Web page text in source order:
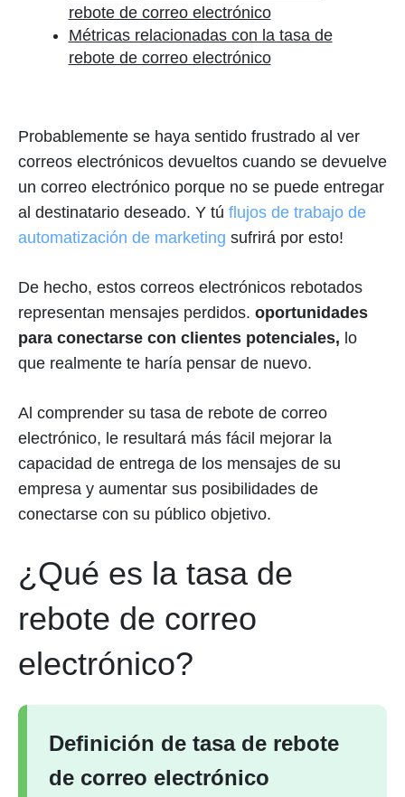
rebote de correo electrónico
Métricas relacionadas con la tasa de
rebote de correo electrónico
Probablemente se haya sentido frustrado al ver
correos electrónicos devueltos cuando se devuelve
un correo electrónico porque no se puede entregar
al destinatario deseado. Y tú flujos de trabajo de
automatización de marketing sufrirá por esto!
De hecho, estos correos electrónicos rebotados
representan mensajes perdidos. oportunidades
para conectarse con clientes potenciales, lo
que realmente te haría pensar de nuevo.
Al comprender su tasa de rebote de correo
electrónico, le resultará más fácil mejorar la
capacidad de entrega de los mensajes de su
empresa y aumentar sus posibilidades de
conectarse con su público objetivo.
¿Qué es la tasa de
rebote de correo
electrónico?
Definición de tasa de rebote
de correo electrónico